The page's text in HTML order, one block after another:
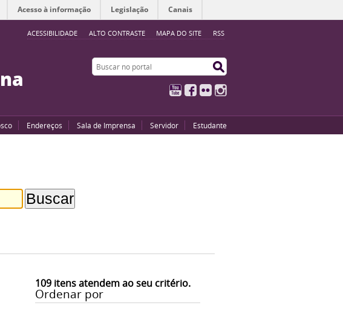
ACESSIBILIDADE ALTO CONTRASTE MAPA DO SITE RSS
Acesso à informação Legislação Canais
Buscar no portal
YouTubeFacebook
Flickr
Endereços Sala de Imprensa Servidor Estudante
109itens atendem ao seu critério.
Ordenar por